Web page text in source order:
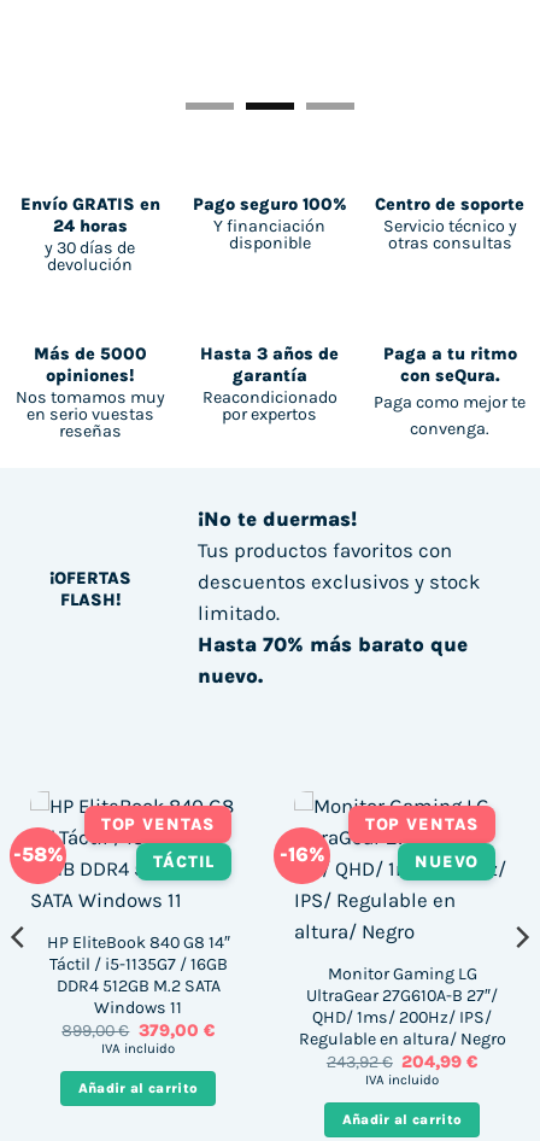
Envío GRATIS en
24 horas
y 30 días de
devolución
Pago seguro 100%
Y financiación
disponible
Centro de soporte
Servicio técnico y
otras consultas
Más de 5000
opiniones!
Nos tomamos muy
en serio vuestas
reseñas
Hasta 3 años de
garantía
Reacondicionado
por expertos
Paga a tu ritmo
con seQura.
Paga como mejor te
convenga.
¡OFERTAS
FLASH!
¡No te duermas!
Tus productos favoritos con
descuentos exclusivos y stock
limitado.
Hasta 70% más barato que
nuevo.
-58%
TOP VENTAS
TÁCTIL
HP EliteBook 840 G8 14″
Táctil / i5-1135G7 / 16GB
DDR4 512GB M.2 SATA
Windows 11
899,00€ El
precio
era:
899,00 €.
379,00 €El
es:
IVA incluido
Añadir al carrito
-16%
TOP VENTAS
NUEVO
Monitor Gaming LG
UltraGear 27G610A-B 27″/
QHD/ 1ms/ 200Hz/ IPS/
Regulable en altura/ Negro
243,92€ El
precio
era:
243,92 €.
204,99€El
es:
IVA incluido
Añadir al carrito